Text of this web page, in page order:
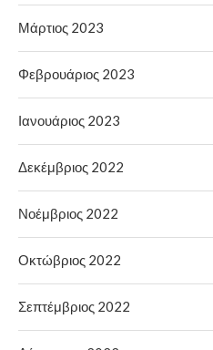
Μάρτιος 2023
Φεβρουάριος 2023
Ιανουάριος 2023
Δεκέμβριος 2022
Νοέμβριος 2022
Οκτώβριος 2022
Σεπτέμβριος 2022